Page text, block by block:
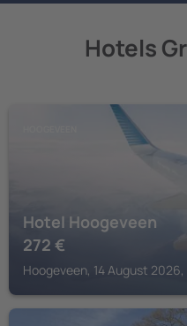
Hotels
Hotel Hoogeveen
272 €
Hoogeveen, 14 August